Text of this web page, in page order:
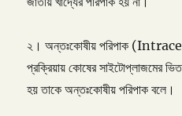
২। অন্তঃকোষীয় পরিপাক
প্রক্রিয়ায় কোষের সাইটোপ্লাজমের
হয় তাকে অন্তঃকোষীয় পরিপাক বলে।